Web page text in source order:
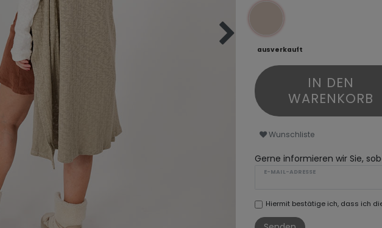
ausverkauft
IN DEN
WARENKORB
Wunschliste
Gerne informieren wir Sie,
E-MAIL-ADRESSE
Hiermit bestätige ich, dass ich